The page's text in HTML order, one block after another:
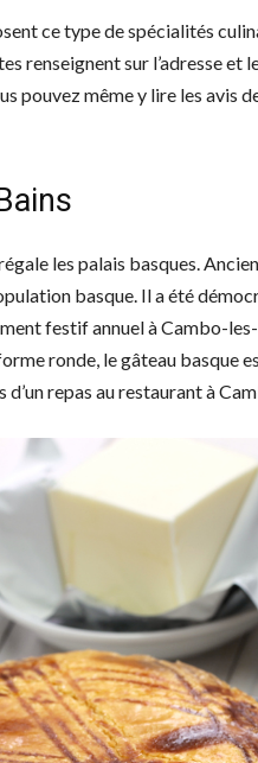
ce type de spécialités
renseignent sur l’adresse et
pouvez même y lire les avis
les palais basques.
basque. Il a été
festif annuel à Cambo-
ronde, le gâteau basque
repas au restaurant à